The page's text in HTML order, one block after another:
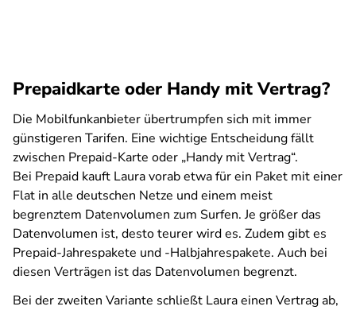
Prepaidkarte oder Handy mit Vertrag?
Die Mobilfunkanbieter übertrumpfen sich mit immer
günstigeren Tarifen. Eine wichtige Entscheidung fällt
zwischen Prepaid-Karte oder „Handy mit Vertrag“.
Bei Prepaid kauft Laura vorab etwa für ein Paket mit einer
Flat in alle deutschen Netze und einem meist
begrenztem Datenvolumen zum Surfen. Je größer das
Datenvolumen ist, desto teurer wird es. Zudem gibt es
Prepaid-Jahrespakete und -Halbjahrespakete. Auch bei
diesen Verträgen ist das Datenvolumen begrenzt.
Bei der zweiten Variante schließt Laura einen Vertrag ab,